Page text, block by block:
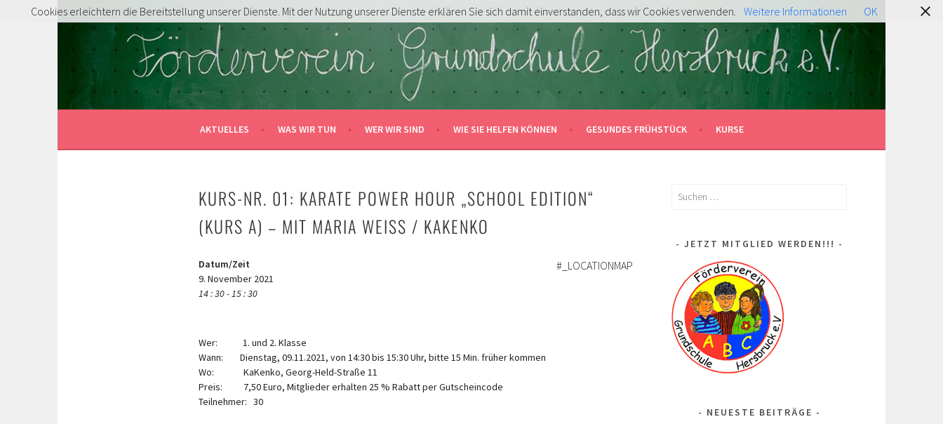
Springe
zum
FÖRDERVEREIN GRUNDSCHULE HERSBRUCK E.V.
MITENTDECKEN … MITLACHEN … MITMACHEN!
AKTUELLES WAS WIR TUN WER WIR SIND WIE SIE HELFEN KÖNNEN GESUNDES FRÜHSTÜCK KURSE
KURS-NR. 01: KARATE POWER HOUR „SCHOOL EDITION“
(KURS A) – MIT MARIA WEISS / KAKENKO
#_LOCATIONMAP
Datum/Zeit
9. November 2021
14 : 30 - 15 : 30
Wer: 1. und 2. Klasse
Wann: Dienstag, 09.11.2021, von 14:30 bis 15:30 Uhr, bitte 15 Min. früher kommen
Wo: KaKenko, Georg-Held-Straße 11
Preis: 7,50 Euro, Mitglieder erhalten 25 % Rabatt per Gutscheincode
Teilnehmer: 30
Suchen
JETZT MITGLIED WERDEN!!!
NEUESTE BEITRÄGE
Cookies erleichtern die Bereitstellung unserer Dienste. Mit der Nutzung unserer Dienste erklären Sie sich damit einverstanden, dass wir Cookies verwenden. Weitere Informationen OK